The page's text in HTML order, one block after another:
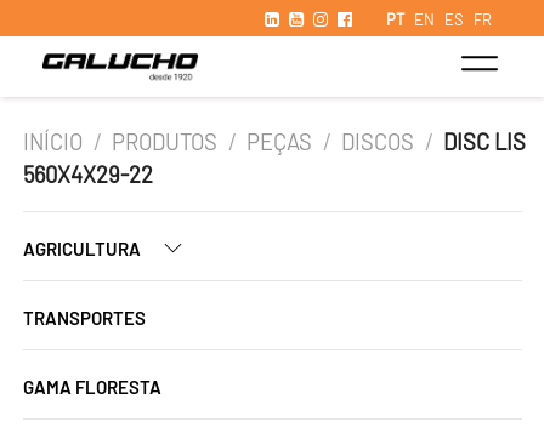
PT EN ES FR
INÍCIO / PRODUTOS / PEÇAS / DISCOS / DISC LIS
560X4X29-22
AGRICULTURA
TRANSPORTES
GAMA FLORESTA